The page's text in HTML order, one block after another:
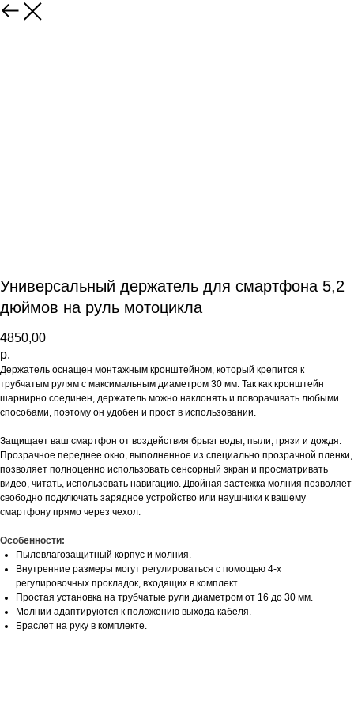
Универсальный держатель для смартфона 5,2
дюймов на руль мотоцикла
4850,00
р.
Держатель оснащен монтажным кронштейном, который крепится к
трубчатым рулям с максимальным диаметром 30 мм. Так как кронштейн
шарнирно соединен, держатель можно наклонять и поворачивать любыми
способами, поэтому он удобен и прост в использовании.
Защищает ваш смартфон от воздействия брызг воды, пыли, грязи и дождя.
Прозрачное переднее окно, выполненное из специально прозрачной пленки,
позволяет полноценно использовать сенсорный экран и просматривать
видео, читать, использовать навигацию. Двойная застежка молния позволяет
свободно подключать зарядное устройство или наушники к вашему
смартфону прямо через чехол.
Особенности:
Пылевлагозащитный корпус и молния.
Внутренние размеры могут регулироваться с помощью 4-х
регулировочных прокладок, входящих в комплект.
Простая установка на трубчатые рули диаметром от 16 до 30 мм.
Молнии адаптируются к положению выхода кабеля.
Браслет на руку в комплекте.